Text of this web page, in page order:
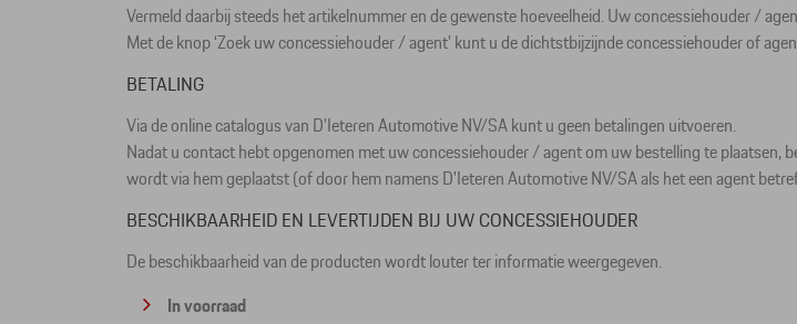
Vermeld daarbij steeds het artikelnummer en de gewenste hoeveelheid. Uw concessiehouder /
Met de knop ‘Zoek uw concessiehouder / agent’ kunt u de dichtstbijzijnde concessiehouder of
BETALING
Via de online catalogus van D'Ieteren Automotive NV/SA kunt u geen betalingen uitvoeren.
Nadat u contact hebt opgenomen met uw concessiehouder / agent om uw bestelling te plaatsen,
wordt via hem geplaatst (of door hem namens D'Ieteren Automotive NV/SA als het een agent
BESCHIKBAARHEID EN LEVERTIJDEN BIJ UW CONCESSIEHOUDER
De beschikbaarheid van de producten wordt louter ter informatie weergegeven.
In voorraad